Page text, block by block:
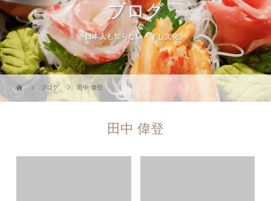
ブログ
日本人も知らない「すし文化」
ブログ 田中 偉登
田中 偉登